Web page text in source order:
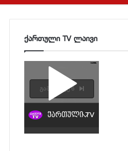
ქართული TV ლაივი